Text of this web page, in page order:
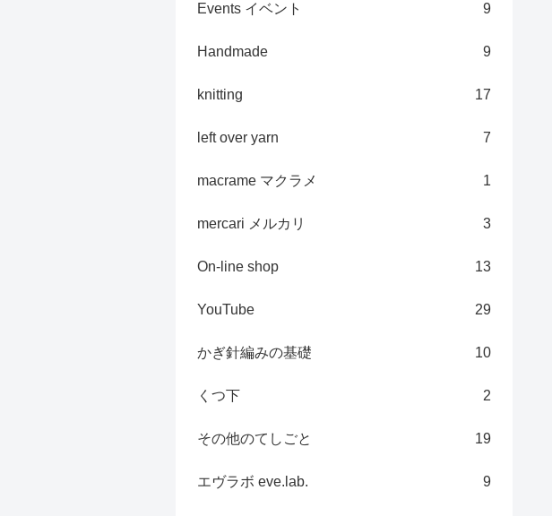
Events イベント 9
Handmade 9
knitting 17
left over yarn 7
macrame マクラメ 1
mercari メルカリ 3
On-line shop 13
YouTube 29
かぎ針編みの基礎 10
くつ下 2
その他のてしごと 19
エヴラボ eve.lab. 9